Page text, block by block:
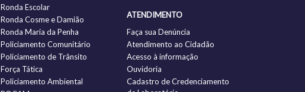
Ronda Escolar
Ronda Cosme e Damião
Ronda Maria da Penha
Policiamento Comunitário
Policiamento de Trânsito
Força Tática
Policiamento Ambiental
ATENDIMENTO
Faça sua Denúncia
Atendimento ao Cidadão
Acesso à informação
Ouvidoria
Cadastro de Credenciamento